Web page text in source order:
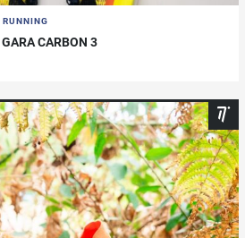
RUNNING
CARBON 3